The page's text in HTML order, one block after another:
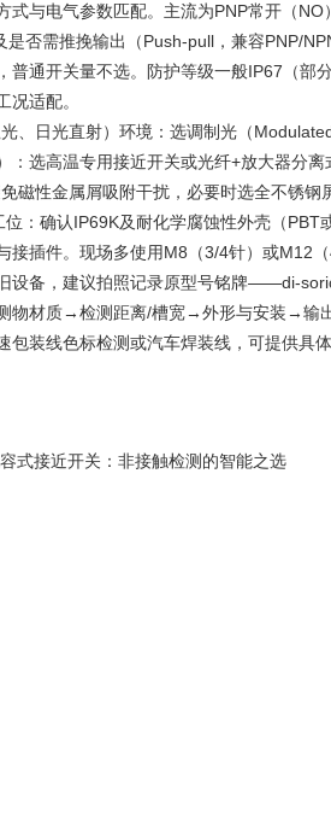
与电气参数匹配。主流为PNP常开（NO
是否需推挽输出（Push-pull，兼容PNP/
普通开关量不选。防护等级一般IP67（部
适配。
日光直射）环境：选调制光（Modulated
选高温专用接近开关或光纤+放大器分离
性金属屑吸附干扰，必要时选全不锈钢
确认IP69K及耐化学腐蚀性外壳（PBT或
插件。现场多使用M8（3/4针）或M12（
设备，建议拍照记录原型号铭牌——di-
材质→检测距离/槽宽→外形与安装→输出
包装线色标检测或汽车焊装线，可提供具
式接近开关：非接触检测的智能之选